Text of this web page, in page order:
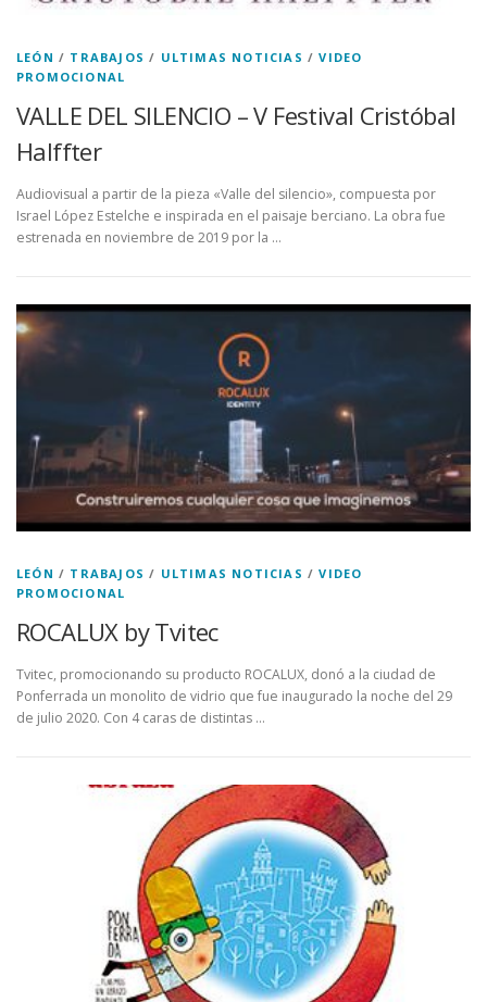
LEÓN / TRABAJOS / ULTIMAS NOTICIAS /VIDEO
PROMOCIONAL
VALLE DEL SILENCIO – V Festival Cristóbal
Halffter
Audiovisual a partir de la pieza «Valle del silencio», compuesta por
Israel López Estelche e inspirada en el paisaje berciano. La obra fue
estrenada en noviembre de 2019 por la …
LEÓN / TRABAJOS / ULTIMAS NOTICIAS /VIDEO
PROMOCIONAL
ROCALUX by Tvitec
Tvitec, promocionando su producto ROCALUX, donó a la ciudad de
Ponferrada un monolito de vidrio que fue inaugurado la noche del 29
de julio 2020. Con 4 caras de distintas …